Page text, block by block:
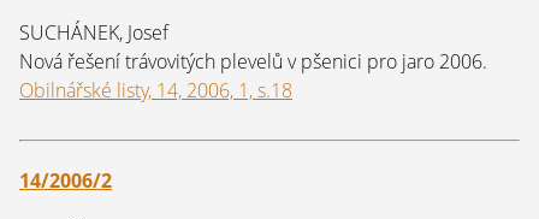
SUCHÁNEK, Josef
Nová řešení trávovitých plevelů v pšenici pro jaro 2006.
Obilnářské listy, 14, 2006, 1, s.18
14/2006/2